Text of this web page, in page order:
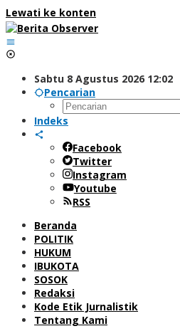
Lewati ke konten
Sabtu 8 Agustus 2026 12:02
Pencarian
Indeks
Facebook
Twitter
Instagram
Youtube
RSS
Beranda
POLITIK
HUKUM
IBUKOTA
SOSOK
Redaksi
Kode Etik Jurnalistik
Tentang Kami